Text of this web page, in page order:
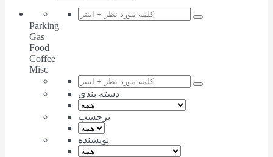
Parking
Gas
Food
Coffee
Misc
دسته بندی
برچسب
نویسنده